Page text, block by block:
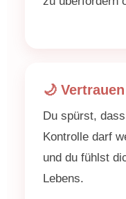
🌙
Du spürst,
Kontrolle darf
und du fühlst
Lebens.